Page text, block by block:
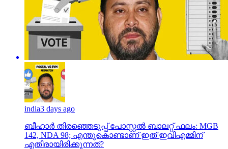
india3 days ago
ബീഹാർ തിരഞ്ഞെടുപ്പ് പോസ്റ്റൽ ബാലറ്റ് ഫലം: MGB
142, NDA 98; എന്തുകൊണ്ടാണ് ഇത് ഇവിഎമ്മിന്
എതിരായിരിക്കുന്നത്?